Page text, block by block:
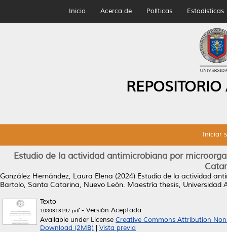
Inicio Acerca de Políticas Estadísticas
Iniciar
Estudio de la actividad antimicrobiana por
González Hernández, Laura Elena (2024) Estudio de la actividad
Bartolo, Santa Catarina, Nuevo León. Maestría thesis, Universidad
Texto
1080313197.pdf- Versión Aceptada
Available under License Creative Commons Attribution
Download (2MB)
Vista previa